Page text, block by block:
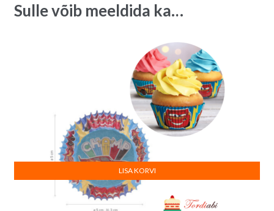
Sulle võib meeldida ka…
LISA KORVI